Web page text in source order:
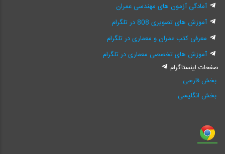
آمادگی آزمون های مهندسی عمران
آموزش های تصویری 808 در تلگرام
معرفی کتب عمران و معماری در تلگرام
آموزش های تخصصی معماری در تلگرام
صفحات اینستاگرام
بخش فارسی
بخش انگلیسی